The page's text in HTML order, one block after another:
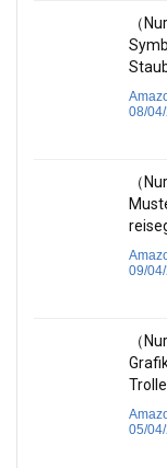
（
08/
（
09/
（
05/